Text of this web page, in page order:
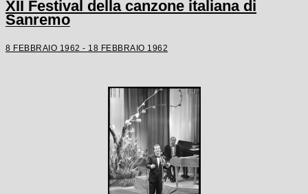
XII Festival della canzone italiana di
Sanremo
8 FEBBRAIO 1962 - 18 FEBBRAIO 1962